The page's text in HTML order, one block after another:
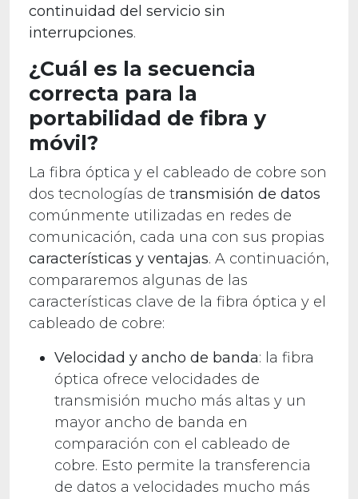
continuidad del servicio sin
interrupciones.
¿Cuál es la secuencia
correcta para la
portabilidad de fibra y
móvil?
La fibra óptica y el cableado de cobre son
dos tecnologías de transmisión de datos
comúnmente utilizadas en redes de
comunicación, cada una con sus propias
características y ventajas. A continuación,
compararemos algunas de las
características clave de la fibra óptica y el
cableado de cobre:
Velocidad y ancho de banda: la fibra
óptica ofrece velocidades de
transmisión mucho más altas y un
mayor ancho de banda en
comparación con el cableado de
cobre. Esto permite la transferencia
de datos a velocidades mucho más